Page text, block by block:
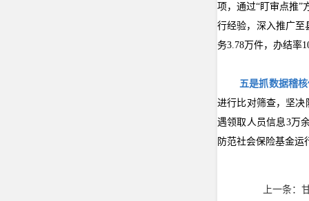
项，通过“盯审点推”
行经验，深入推广至
务3.78万件， 办结率
五是抓数据稽
进行比对筛查，坚决
遇领取人员信息3万
防范社会保险基金运
上一条：